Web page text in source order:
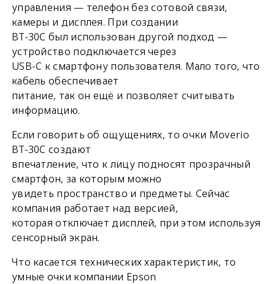
управления — телефон без сотовой связи,
камеры и дисплея. При создании
BT-30C был использован другой подход —
устройство подключается через
USB-C к смартфону пользователя. Мало того, что
кабель обеспечивает
питание, так он ещё и позволяет считывать
информацию.
Если говорить об ощущениях, то очки Moverio
BT-30C создают
впечатление, что к лицу подносят прозрачный
смартфон, за которым можно
увидеть пространство и предметы. Сейчас
компания работает над версией,
которая отключает дисплей, при этом используя
сенсорный экран.
Что касается технических характеристик, то
умные очки компании Epson